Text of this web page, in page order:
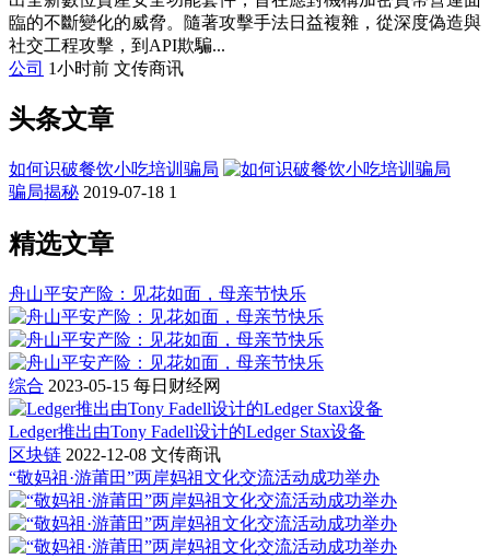
臨的不斷變化的威脅。隨著攻擊手法日益複雜，從深度偽造與
社交工程攻擊，到API欺騙...
公司 1小时前 文传商讯
头条文章
如何识破餐饮小吃培训骗局
骗局揭秘 2019-07-18 1
精选文章
舟山平安产险：见花如面，母亲节快乐
综合 2023-05-15 每日财经网
Ledger推出由Tony Fadell设计的Ledger Stax设备
区块链 2022-12-08 文传商讯
“敬妈祖·游莆田”两岸妈祖文化交流活动成功举办